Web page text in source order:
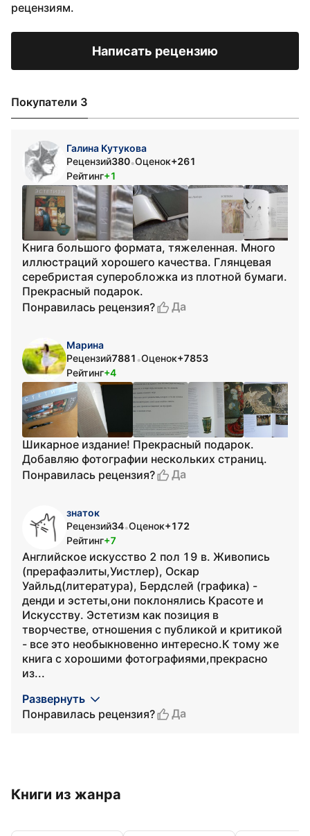
рецензиям.
Написать рецензию
Покупатели 3
Галина Кутукова
Рецензий380•Оценок+261
Рейтинг+1
Книга большого формата, тяжеленная. Много
иллюстраций хорошего качества. Глянцевая
серебристая суперобложка из плотной бумаги.
Прекрасный подарок.
Понравилась рецензия?
Да
Марина
Рецензий7881 •Оценок+7853
Рейтинг+4
Шикарное издание! Прекрасный подарок.
Добавляю фотографии нескольких страниц.
Понравилась рецензия?
Да
знаток
Рецензий34•Оценок+172
Рейтинг+7
Английское искусство 2 пол 19 в. Живопись
(прерафаэлиты,Уистлер), Оскар
Уайльд(литература), Бердслей (графика) -
денди и эстеты,они поклонялись Красоте и
Искусству. Эстетизм как позиция в
творчестве, отношения с публикой и критикой
- все это необыкновенно интересно.К тому же
книга с хорошими фотографиями,прекрасно
из...
Развернуть
Понравилась рецензия?
Да
Книги из жанра